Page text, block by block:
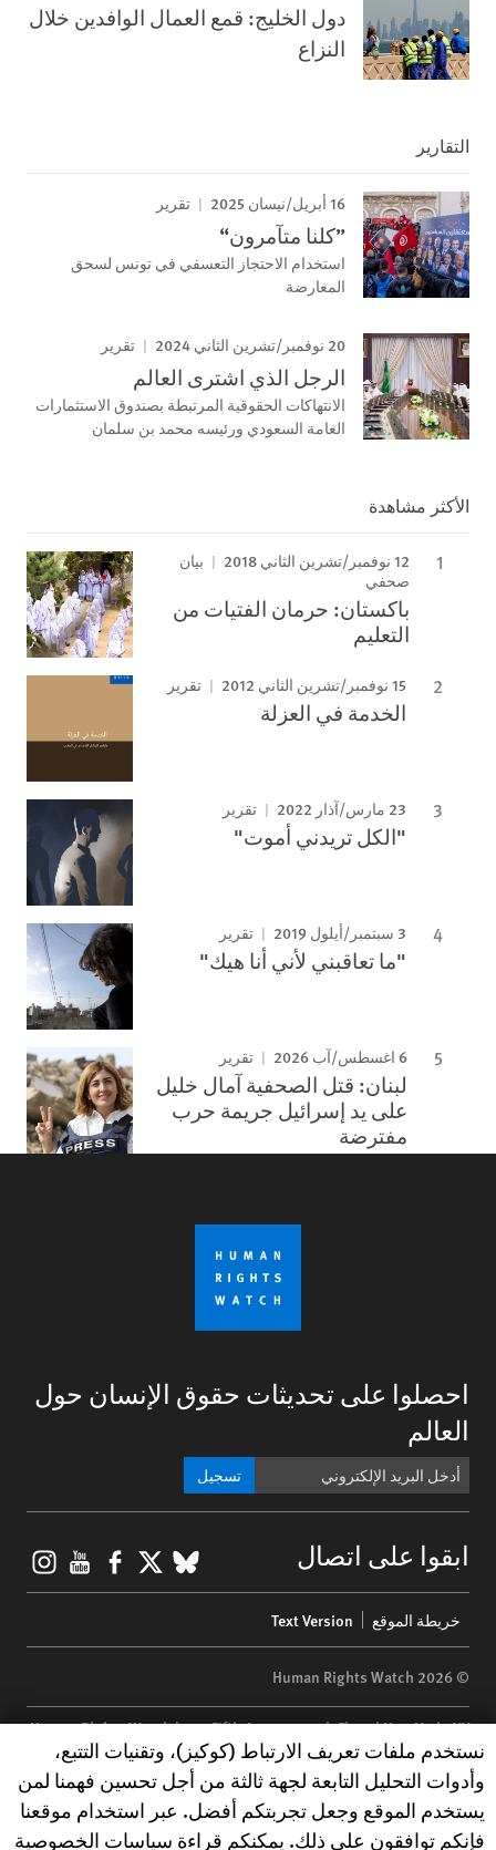
دول الخليج: قمع العمال الوافدين خلال
النزاع
التقارير
16 أبريل/نيسان 2025 تقرير
”كلنا متآمرون“
استخدام الاحتجاز التعسفي في تونس لسحق
المعارضة
20 نوفمبر/تشرين الثاني 2024 تقرير
الرجل الذي اشترى العالم
الانتهاكات الحقوقية المرتبطة بصندوق الاستثمارات
العامة السعودي ورئيسه محمد بن سلمان
الأكثر مشاهدة
12 نوفمبر/تشرين الثاني 2018
بيان
صحفي
باكستان: حرمان الفتيات من
التعليم
15 نوفمبر/تشرين الثاني 2012 تقرير
الخدمة في العزلة
23 مارس/آذار 2022 تقرير
"الكل تريدني أموت"
3 سبتمبر/أيلول 2019 تقرير
"ما تعاقبني لأني أنا هيك"
6 اغسطس/آب 2026 تقرير
لبنان: قتل الصحفية آمال خليل
على يد إسرائيل جريمة حرب
مفترضة
احصلوا على تحديثات حقوق الإنسان حول
العالم
تسجيل
ابقوا على اتصال BlueSky
X
menu
خريطة الموقع Text Version
© 2026 Human Rights Watch
Human Rights Watch| 350 Fifth Avenue, 34th Floor | New York,NY
10118-3299 USA|t 1.212.290.4700
Human Rights Watchis a 501(C)(3) nonprofit registered in the US
under EIN: 13-2875808
Human Rights Watch cookie preferences
نستخدم ملفات تعريف الارتباط (كوكيز)، وتقنيات التتبع،
وأدوات التحليل التابعة لجهة ثالثة من أجل تحسين فهمنا لمن
يستخدم الموقع وجعل تجربتكم أفضل. عبر استخدام موقعنا
فإنكم توافقون على ذلك. يمكنكم قراءة سياسات الخصوصية